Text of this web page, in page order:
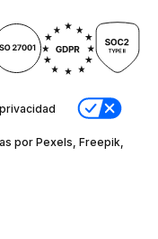
por Pexels, Freepik,